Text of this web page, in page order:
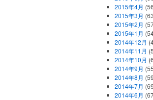
2015年4月
2015年3月
2015年2月
2015年1月
2014年12月
2014年11月
2014年10月
2014年9月
2014年8月
2014年7月
2014年6月